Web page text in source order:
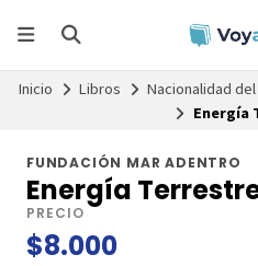
Inicio Libros Nacionalidad
Energía
FUNDACIÓN MAR ADENTRO
Energía
PRECIO
$8.000